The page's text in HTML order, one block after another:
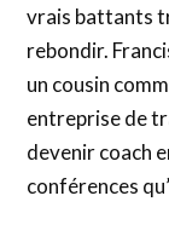
vrais battants
rebondir.
un cousin
entreprise de
devenir coach
conférences